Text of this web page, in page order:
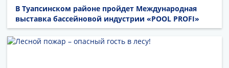
В Туапсинском районе пройдет Международная
выставка бассейновой индустрии «POOL PROFI»